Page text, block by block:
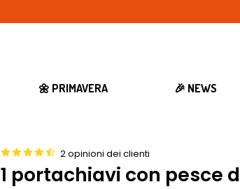
🌼 PRIMAVERA 🎉 NEWS
2 opinioni dei clienti
1 portachiavi con pesce